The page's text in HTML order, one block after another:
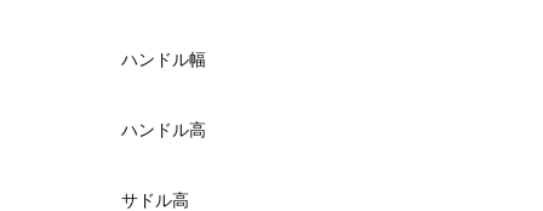
ハンドル幅
ハンドル高
サドル高